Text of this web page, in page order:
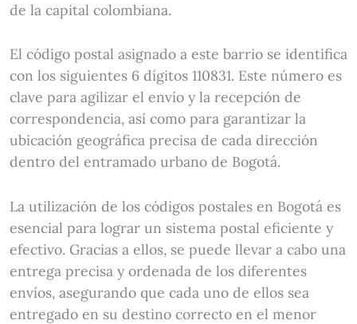
de la capital colombiana.
El código postal asignado a este barrio se identifica
con los siguientes 6 dígitos 110831. Este número es
clave para agilizar el envío y la recepción de
correspondencia, así como para garantizar la
ubicación geográfica precisa de cada dirección
dentro del entramado urbano de Bogotá.
La utilización de los códigos postales en Bogotá es
esencial para lograr un sistema postal eficiente y
efectivo. Gracias a ellos, se puede llevar a cabo una
entrega precisa y ordenada de los diferentes
envíos, asegurando que cada uno de ellos sea
entregado en su destino correcto en el menor